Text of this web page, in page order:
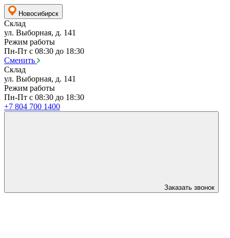
Новосибирск
Склад
ул. Выборная, д. 141
Режим работы
Пн-Пт с 08:30 до 18:30
Сменить
Склад
ул. Выборная, д. 141
Режим работы
Пн-Пт с 08:30 до 18:30
+7 804 700 1400
Заказать звонок